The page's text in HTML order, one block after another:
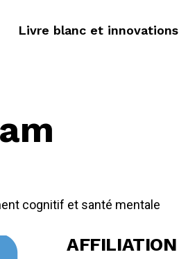
Livre blanc et innovations
cognitif et santé mentale
AFFILIATION